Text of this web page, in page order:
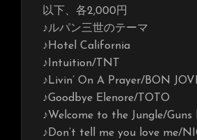
以下、各2,000円
♪ルパン三世のテーマ
♪Hotel California
♪Intuition/TNT
♪Livin’ On A Prayer/BON JOVI
♪Goodbye Elenore/TOTO
♪Welcome to the Jungle/Guns
♪Don’t tell me you love me/